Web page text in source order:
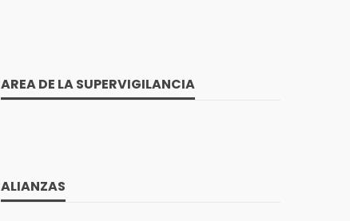
AREA DE LA SUPERVIGILANCIA
ALIANZAS